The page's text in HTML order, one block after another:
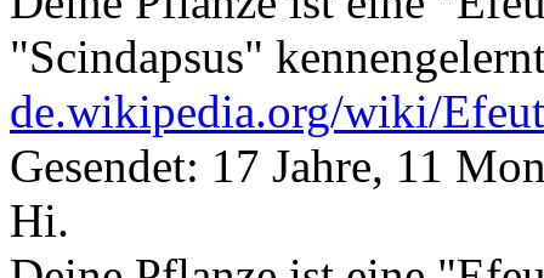
"Scindapsus"
de.wikipedia.org/wiki/
Gesendet: 17 Jahre, 11
Hi.